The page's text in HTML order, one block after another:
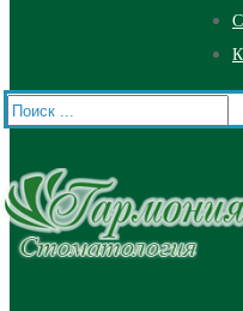
Найти: